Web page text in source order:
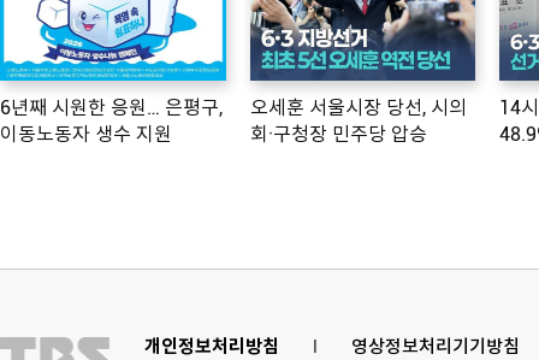
6년째 시원한 응원… 은평구,
이동노동자 생수 지원
오세훈 서울시장 당선, 시의
회·구청장 민주당 압승
14
개인정보처리방침 l 영상정보처리기기방침